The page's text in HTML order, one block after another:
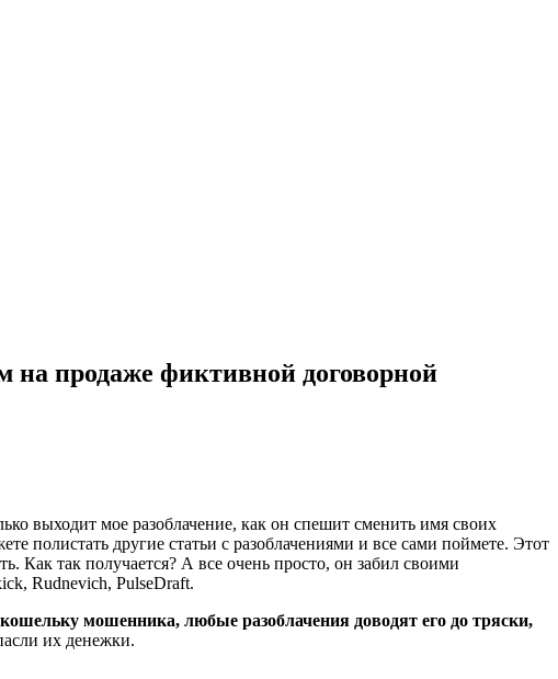
на продаже фиктивной договорной
выходит мое разоблачение, как он спешит сменить имя своих
полистать другие статьи с разоблачениями и все сами поймете. Этот
Как так получается? А все очень просто, он забил своими
Rudnevich, PulseDraft.
мошенника, любые разоблачения доводят его до тряски,
их денежки.